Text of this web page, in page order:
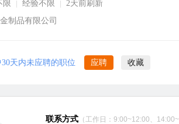
限 经验不限
2天前刷新
制品有限公司
天内未应聘的职位 应聘 收藏
联系方式 （工作日：9:00~12:00、